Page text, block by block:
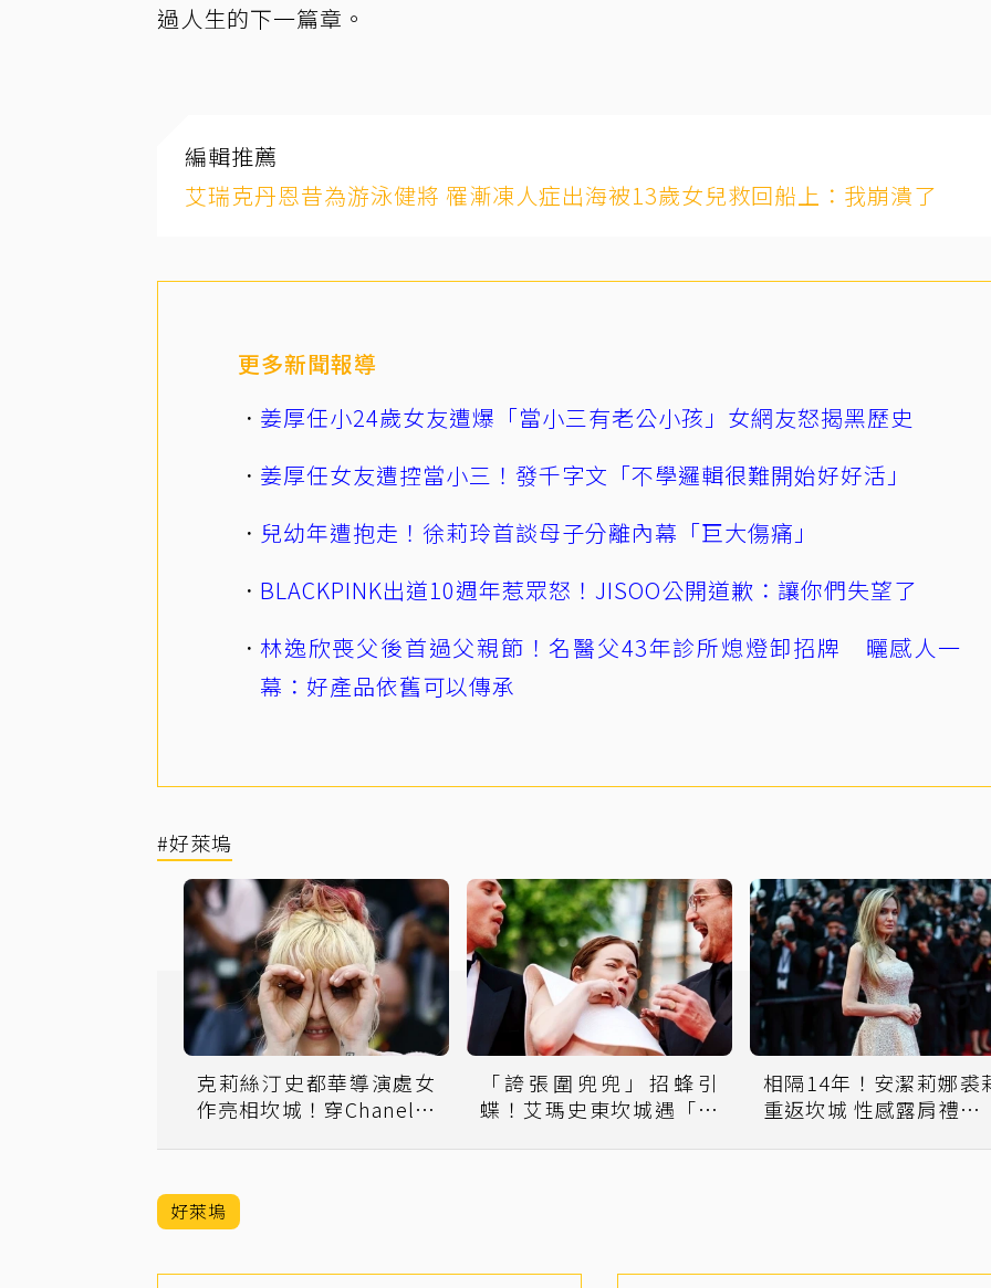
過人生的下一篇章。
編輯推薦
艾瑞克丹恩昔為游泳健將 罹漸凍人症出海被13歲女兒救回船上：我崩潰了
更多新聞報導
姜厚任小24歲女友遭爆「當小三有老公小孩」女網友怒揭黑歷史
姜厚任女友遭控當小三！發千字文「不學邏輯很難開始好好活」
兒幼年遭抱走！徐莉玲首談母子分離內幕「巨大傷痛」
BLACKPINK出道10週年惹眾怒！JISOO公開道歉：讓你們失望了
林逸欣喪父後首過父親節！名醫父43年診所熄燈卸招牌 曬感人一
幕：好產品依舊可以傳承
#好萊塢
克莉絲汀史都華導演處女
作亮相坎城！穿Chanel粉
「誇張圍兜兜」招蜂引
蝶！艾瑪史東坎城遇「蟲
相隔14年！安潔莉娜裘
重返坎城 性感露肩禮服展
好萊塢